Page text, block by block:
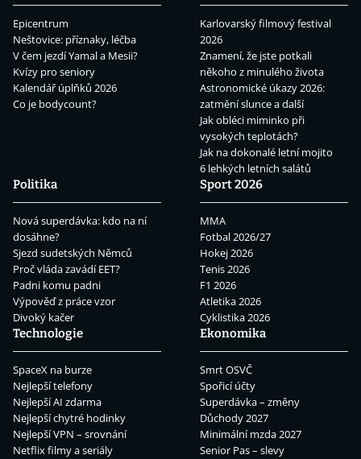
Epicentrum
Neštovice: příznaky, léčba
V čem jezdí Yamal a Mesii?
Kvízy pro seniory
Kalendář úplňků 2026
Co je bodycount?
Karlovarský filmový festival
2026
Znamení, že jste potkali
někoho z minulého života
Astronomické úkazy 2026:
zatmění slunce a další
Jak obléci miminko při
vysokých teplotách?
Jak na dokonalé letní mojito
6 lehkých letních salátů
Politika
Nová superdávka: kdo na ní
dosáhne?
Sjezd sudetských Němců
Proč vláda zavádí EET?
Padni komu padni
Výpověď z práce vzor
Divoký kačer
Sport 2026
MMA
Fotbal 2026/27
Hokej 2026
Tenis 2026
F1 2026
Atletika 2026
Cyklistika 2026
Technologie
SpaceX na burze
Nejlepší telefony
Nejlepší AI zdarma
Nejlepší chytré hodinky
Nejlepší VPN – srovnání
Netflix filmy a seriály
Ekonomika
Smrt OSVČ
Spořicí účty
Superdávka – změny
Důchody 2027
Minimální mzda 2027
Senior Pas – slevy